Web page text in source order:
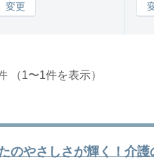
変更
（1〜1件を表示）
のやさしさが輝く！介護